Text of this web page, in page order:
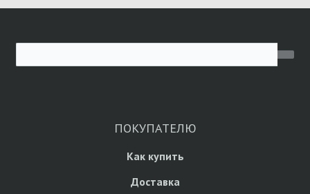
ПОКУПАТЕЛЮ
Как купить
Доставка